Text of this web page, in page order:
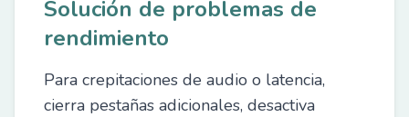
Solución de problemas de
rendimiento
Para crepitaciones de audio o latencia,
cierra pestañas adicionales, desactiva